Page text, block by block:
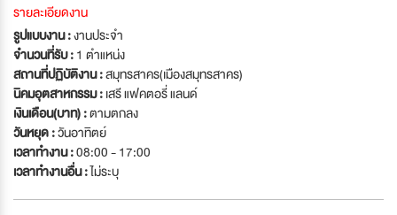
รายละเอียดงาน
รูปแบบงาน :งานประจำ
จำนวนที่รับ :1 ตำแหน่ง
สถานที่ปฏิบัติงาน :สมุทรสาคร(เมืองสมุทรสาคร)
นิคมอุตสาหกรรม :เสรี แฟคตอรี่ แลนด์
เงินเดือน(บาท) :ตามตกลง
วันหยุด :วันอาทิตย์
เวลาทำงาน :08:00 - 17:00
เวลาทำงานอื่น :ไม่ระบุ